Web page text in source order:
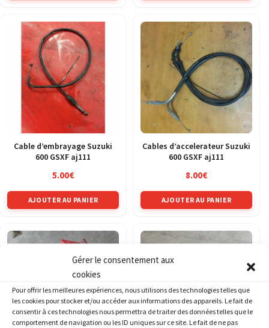
Gérer le consentement aux
cookies
Pour offrir les meilleures expériences, nous utilisons des technologies telles que
les cookies pour stocker et/ou accéder aux informations des appareils. Le fait de
consentir à ces technologies nous permettra de traiter des données telles que le
comportement de navigation ou les ID uniques sur ce site. Le fait de ne pas
Cable d’embrayage Suzuki
600 GSXF aj111
5.00€
AJOUTER AU PANIER
Cables d’accelerateur Suzuki
600 GSXF aj111
8.00€
AJOUTER AU PANIER